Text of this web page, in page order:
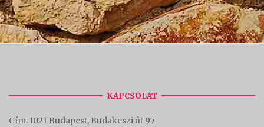
KAPCSOLAT
Cím: 1021 Budapest, Budakeszi út 97